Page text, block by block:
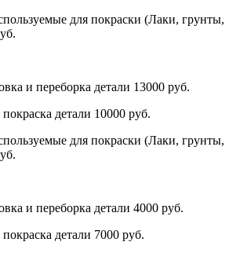
для покраски (Лаки, грунты,
и переборка детали 13000 руб.
детали 10000 руб.
для покраски (Лаки, грунты,
и переборка детали 4000 руб.
детали 7000 руб.